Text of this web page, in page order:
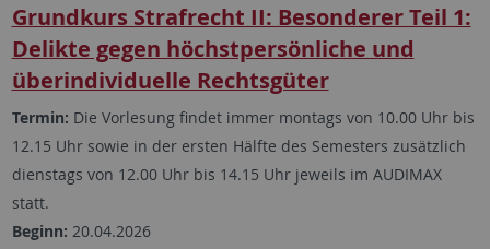
Grundkurs Strafrecht II: Besonderer Teil 1:
Delikte gegen höchstpersönliche und
überindividuelle Rechtsgüter
Termin: Die Vorlesung findet immer montags von 10.00 Uhr bis
12.15 Uhr sowie in der ersten Hälfte des Semesters zusätzlich
dienstags von 12.00 Uhr bis 14.15 Uhr jeweils im AUDIMAX
statt.
Beginn: 20.04.2026